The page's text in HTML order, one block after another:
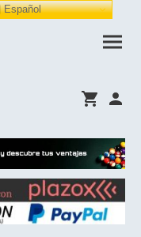
Español